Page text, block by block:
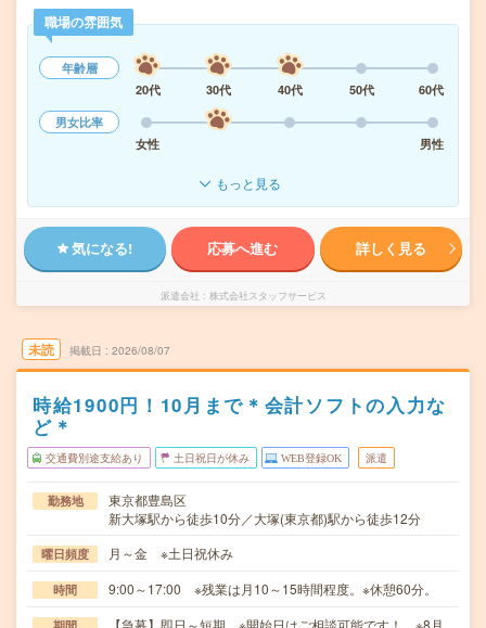
職場の雰囲気
年齢層
20代
30代 40代 50代
60代
男女比率
女性
男性
もっと見る
気になる! 応募へ進む 詳しく見る
派遣会社 株式会社スタッフサービス
未読 掲載日 2026/08/07
時給1900円！10月まで＊会計ソフトの入力な
ど＊
交通費別途支給あり 土日祝日が休み WEB登録OK 派遣
勤務地
東京都豊島区
新大塚駅から徒歩10分／大塚(東京都)駅から徒歩12分
曜日頻度 月～金 ※土日祝休み
時間 9:00～17:00 ※残業は月10～15時間程度。※休憩60分。
【急募】即日～短期 ※開始日はご相談可能です！ ※8月